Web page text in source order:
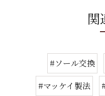
関
#ソール交換
#マッケイ製法